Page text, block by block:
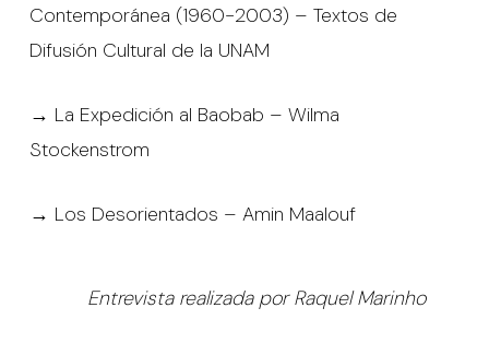
Contemporánea (1960-2003) – Textos de
Difusión Cultural de la UNAM
→ La Expedición al Baobab – Wilma
Stockenstrom
→ Los Desorientados – Amin Maalouf
Entrevista realizada por Raquel Marinho